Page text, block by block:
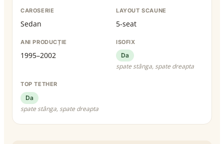
CAROSERIE
Sedan
LAYOUT SCAUNE
5-seat
ANI PRODUCȚIE
1995–2002
ISOFIX
Da
spate stânga, spate dreapta
TOP TETHER
Da
spate stânga, spate dreapta